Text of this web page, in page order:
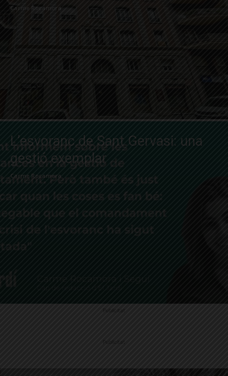
Carme Rocamora
L’esvoranc de Sant Gervasi: una
gestió exemplar
Carme Rocamora
Publicitat
Publicitat